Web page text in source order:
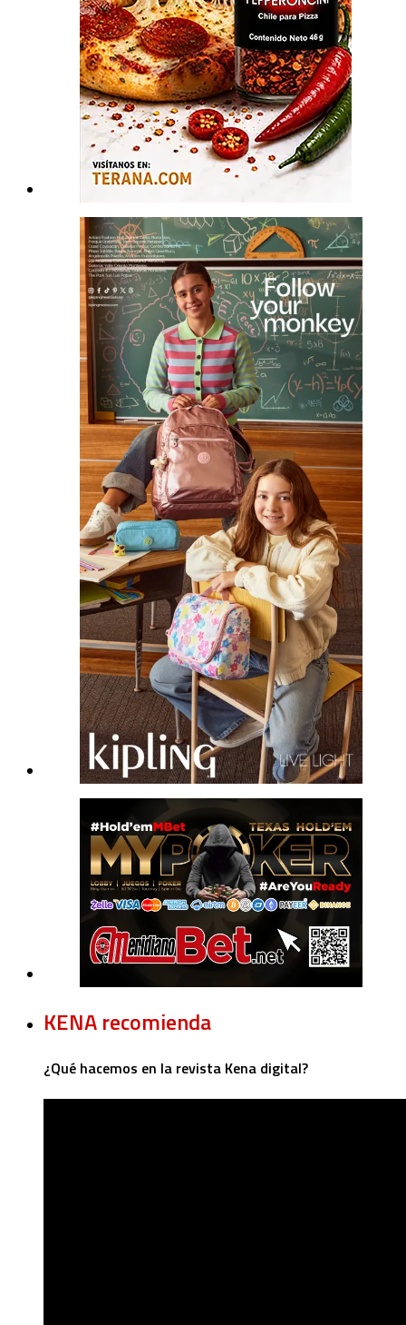
KENA recomienda
¿Qué hacemos en la revista Kena digital?